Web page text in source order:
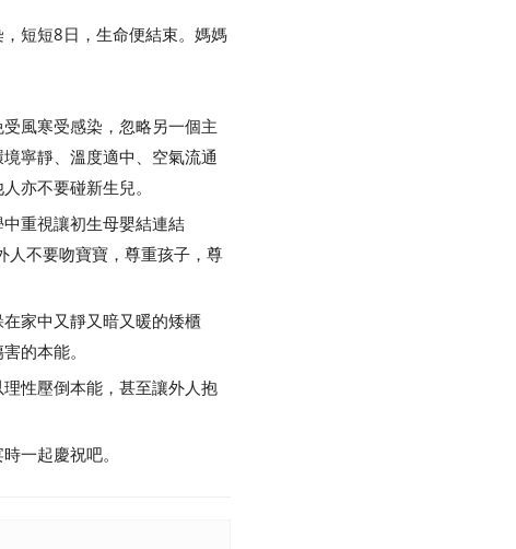
短短8日，生命便結束。媽媽
風寒受感染，忽略另一個主
寧靜、溫度適中、空氣流通
亦不要碰新生兒。
重視讓初生母嬰結連結
人不要吻寶寶，尊重孩子，尊
家中又靜又暗又暖的矮櫃
的本能。
性壓倒本能，甚至讓外人抱
一起慶祝吧。